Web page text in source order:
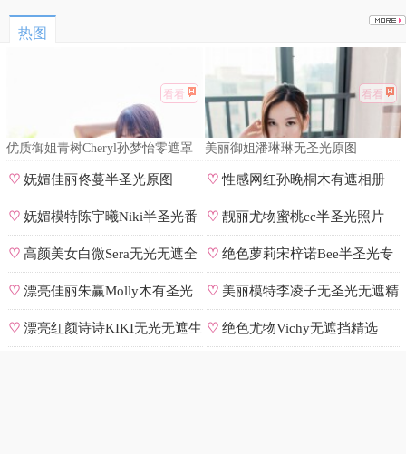
热图
看看
优质御姐青树Cheryl孙梦怡零遮罩
看看
美丽御姐潘琳琳无圣光原图
♡妩媚佳丽佟蔓半圣光原图 ♡性感网红孙晚桐木有遮相册
♡妩媚模特陈宇曦Niki半圣光番
号
♡ 靓丽尤物蜜桃cc半圣光照片
♡高颜美女白微Sera无光无遮全
集
♡ 绝色萝莉宋梓诺Bee半圣光专
辑
♡漂亮佳丽朱赢Molly木有圣光
原图
♡ 美丽模特李凌子无圣光无遮精
选
♡漂亮红颜诗诗KIKI无光无遮生 ♡ 绝色尤物Vichy无遮挡精选